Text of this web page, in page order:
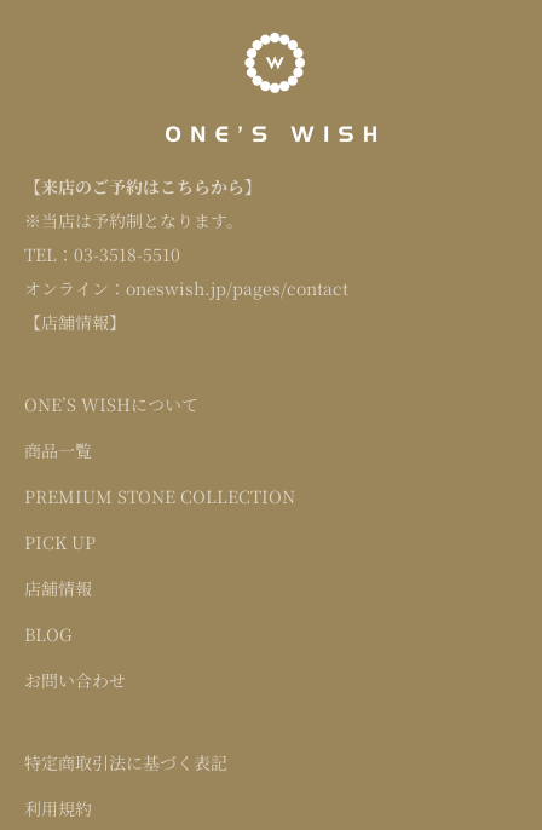
【来店のご予約はこちらから】
※当店は予約制となります。
TEL： 03-3518-5510
オンライン： oneswish.jp/pages/contact
【店舗情報】
ONE’S WISHについて
商品一覧
PREMIUM STONE COLLECTION
PICK UP
店舗情報
BLOG
お問い合わせ
特定商取引法に基づく表記
利用規約